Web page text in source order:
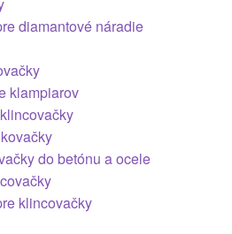
diamantové náradie
klampiarov
do betónu a ocele
klincovačky